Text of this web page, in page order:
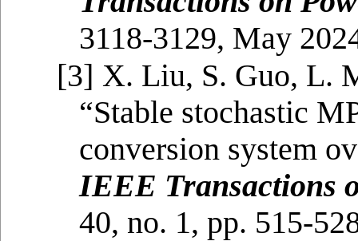
3118-3129, May
[3] X. Liu, S. Guo, L.
“Stable stochastic
conversion system
IEEE Transactions
40, no. 1, pp. 515-